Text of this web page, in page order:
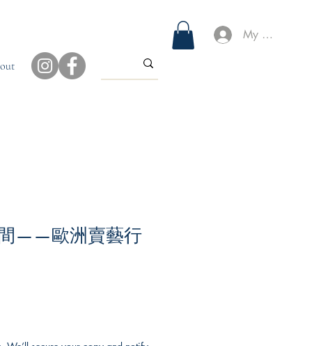
My Account
——歐洲賣藝行